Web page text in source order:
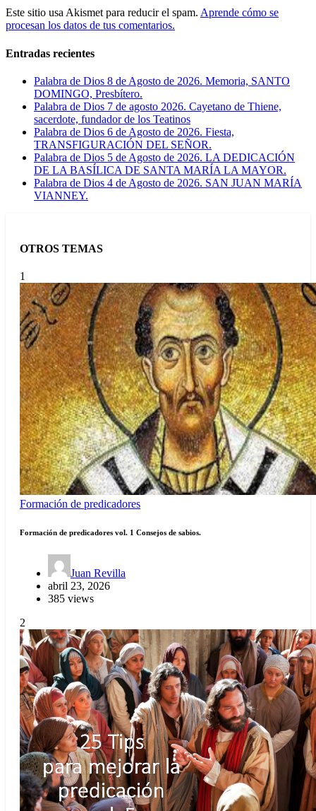
Este sitio usa Akismet para reducir el spam. Aprende cómo se
procesan los datos de tus comentarios.
Entradas recientes
Palabra de Dios 8 de Agosto de 2026. Memoria, SANTO
DOMINGO, Presbítero.
Palabra de Dios 7 de agosto 2026. Cayetano de Thiene,
sacerdote, fundador de los Teatinos
Palabra de Dios 6 de Agosto de 2026. Fiesta,
TRANSFIGURACIÓN DEL SEÑOR.
Palabra de Dios 5 de Agosto de 2026. LA DEDICACIÓN
DE LA BASÍLICA DE SANTA MARÍA LA MAYOR.
Palabra de Dios 4 de Agosto de 2026. SAN JUAN MARÍA
VIANNEY.
OTROS TEMAS
1
Formación de predicadores
Formación de predicadores vol. 1 Consejos de sabios.
Juan Revilla
abril 23, 2026
385 views
2